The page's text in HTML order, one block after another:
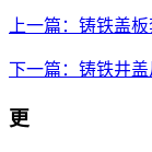
上一篇：铸铁盖
下一篇：铸铁井
更